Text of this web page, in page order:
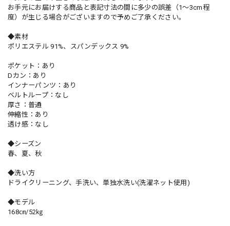
お手元にお届けする商品と表記寸法の間に多少の誤差（1～3cm程
度）が生じる場合がございますので予めご了承ください。
◆素材
ポリエステル 91%、スパンデックス 9%
ポケット：あり
Dカン：あり
インナーパンツ：あり
ベルトループ：なし
厚さ：普通
伸縮性：あり
透け感：なし
◆シーズン
春、夏、秋
◆洗い方
ドライクリーニング、手洗い、単独水洗い(洗濯ネット使用)
◆モデル
168㎝/52㎏